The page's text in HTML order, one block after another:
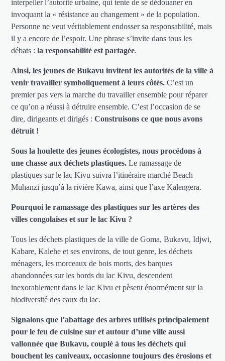
interpeller l’autorité urbaine, qui tente de se dédouaner en
invoquant la « résistance au changement » de la population.
Personne ne veut véritablement endosser sa responsabilité, mais
il y a encore de l’espoir. Une phrase s’invite dans tous les
débats :la responsabilité est partagée.
Ainsi, les jeunes de Bukavu invitent les autorités de la ville à
venir travailler symboliquement à leurs côtés. C’est un
premier pas vers la marche du travailler ensemble pour réparer
ce qu’on a réussi à détruire ensemble. C’est l’occasion de se
dire, dirigeants et dirigés :Construisons ce que nous avons
détruit !
Sous la houlette des jeunes écologistes, nous procédons à
une chasse aux déchets plastiques. Le ramassage de
plastiques sur le lac Kivu suivra l’itinéraire marché Beach
Muhanzi jusqu’à la rivière Kawa, ainsi que l’axe Kalengera.
Pourquoi le ramassage des plastiques sur les artères des
villes congolaises et sur le lac Kivu ?
Tous les déchets plastiques de la ville de Goma, Bukavu, Idjwi,
Kabare, Kalehe et ses environs, de tout genre, les déchets
ménagers, les morceaux de bois morts, des barques
abandonnées sur les bords du lac Kivu, descendent
inexorablement dans le lac Kivu et pèsent énormément sur la
biodiversité des eaux du lac.
Signalons que l’abattage des arbres utilisés principalement
pour le feu de cuisine sur et autour d’une ville aussi
vallonnée que Bukavu, couplé à tous les déchets qui
bouchent les caniveaux, occasionne toujours des érosions et